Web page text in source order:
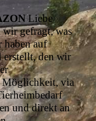
Liebe
gefragt, was
auf
erstellt, den wir
Möglichkeit, via
und direkt an